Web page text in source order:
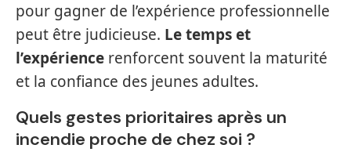
pour gagner de l’expérience professionnelle
peut être judicieuse. Le temps et
l’expérience renforcent souvent la maturité
et la confiance des jeunes adultes.
Quels gestes prioritaires après un
incendie proche de chez soi ?